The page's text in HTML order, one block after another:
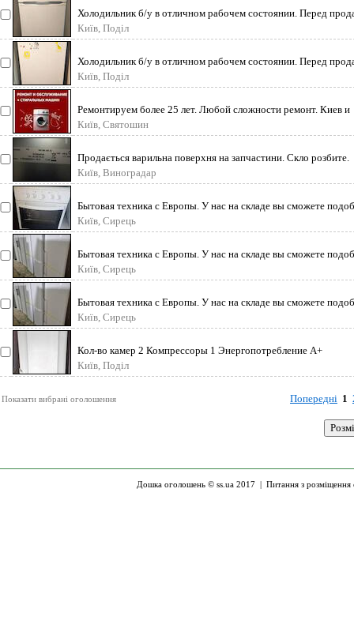
Холодильник б/у в отличном рабочем состоянии. Перед
вся техника проверена
Київ, Поділ
Холодильник б/у в отличном рабочем состоянии. Перед
вся техника проверена
Київ, Поділ
Ремонтируем более 25 лет. Любой сложности ремонт. Киев и
Область. Мастер приед
Київ, Святошин
Продається варильна поверхня на запчастини. Скло розбите.
Конфорки та блок керуван
Київ, Виноградар
Бытовая техника с Европы. У нас на складе вы сможете
бытовую технику на
Київ, Сирець
Бытовая техника с Европы. У нас на складе вы сможете
бытовую технику на
Київ, Сирець
Бытовая техника с Европы. У нас на складе вы сможете
бытовую технику на
Київ, Сирець
Кол-во камер 2 Компрессоры 1 Энергопотребление A+
Морозильная камера Снизу Объём
Київ, Поділ
Показати вибрані оголошення Попередні 1
Дошка оголошень © ss.ua 2017 | Питання з